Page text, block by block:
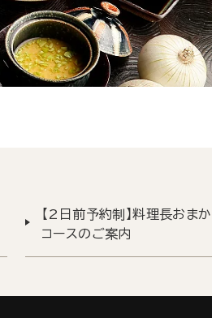
【2日前予約制】料理長おま
コースのご案内